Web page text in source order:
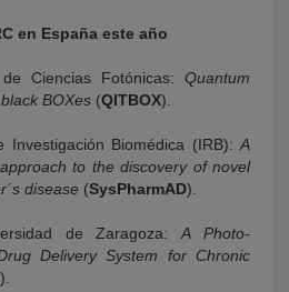
en España este año
Ciencias Fotónicas: Quantum
BOXes (QITBOX).
Investigación Biomédica (IRB): A
to the discovery of novel
disease (SysPharmAD).
de Zaragoza:A Photo-
Delivery System for Chronic
).